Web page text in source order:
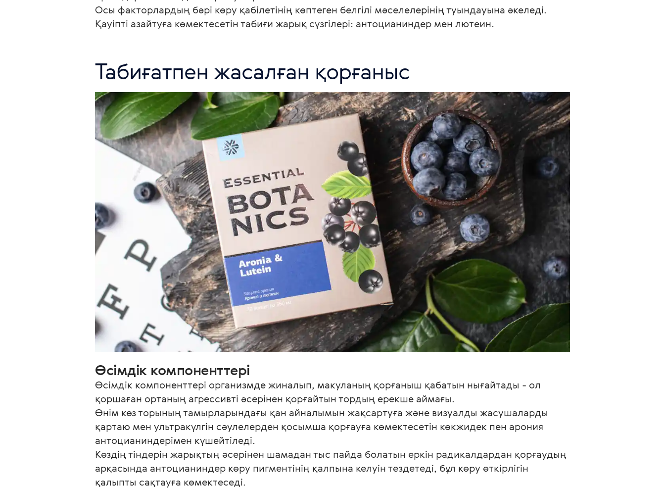
Осы факторлардың бәрі көру қабілетінің көптеген белгілі мәселелерінің туындауына әкеледі.
Қауіпті азайтуға көмектесетін табиғи жарық сүзгілері: антоцианиндер мен лютеин.
Табиғатпен жасалған қорғаныс
Өсімдік компоненттері
Өсімдік компоненттері организмде жиналып, макуланың қорғаныш қабатын нығайтады - ол
қоршаған ортаның агрессивті әсерінен қорғайтын тордың ерекше аймағы.
Өнім көз торының тамырларындағы қан айналымын жақсартуға және визуалды жасушаларды
қартаю мен ультракүлгін сәулелерден қосымша қорғауға көмектесетін көкжидек пен арония
антоцианиндерімен күшейтіледі.
Көздің тіндерін жарықтың әсерінен шамадан тыс пайда болатын еркін радикалдардан қорғаудың
арқасында антоцианиндер көру пигментінің қалпына келуін тездетеді, бұл көру өткірлігін
қалыпты сақтауға көмектеседі.